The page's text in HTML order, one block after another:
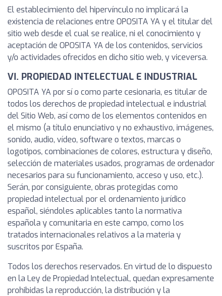
El establecimiento del hipervínculo no implicará la
existencia de relaciones entre OPOSITA YA y el titular del
sitio web desde el cual se realice, ni el conocimiento y
aceptación de OPOSITA YA de los contenidos, servicios
y/o actividades ofrecidos en dicho sitio web, y viceversa.
VI. PROPIEDAD INTELECTUAL E INDUSTRIAL
OPOSITA YA por sí o como parte cesionaria, es titular de
todos los derechos de propiedad intelectual e industrial
del Sitio Web, así como de los elementos contenidos en
el mismo (a título enunciativo y no exhaustivo, imágenes,
sonido, audio, vídeo, software o textos, marcas o
logotipos, combinaciones de colores, estructura y diseño,
selección de materiales usados, programas de ordenador
necesarios para su funcionamiento, acceso y uso, etc.).
Serán, por consiguiente, obras protegidas como
propiedad intelectual por el ordenamiento jurídico
español, siéndoles aplicables tanto la normativa
española y comunitaria en este campo, como los
tratados internacionales relativos a la materia y
suscritos por España.
Todos los derechos reservados. En virtud de lo dispuesto
en la Ley de Propiedad Intelectual, quedan expresamente
prohibidas la reproducción, la distribución y la